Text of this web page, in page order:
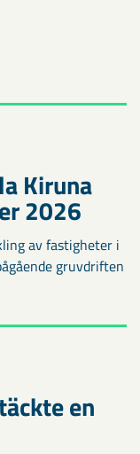
Kiruna
2026
av fastigheter i
gruvdriften
en